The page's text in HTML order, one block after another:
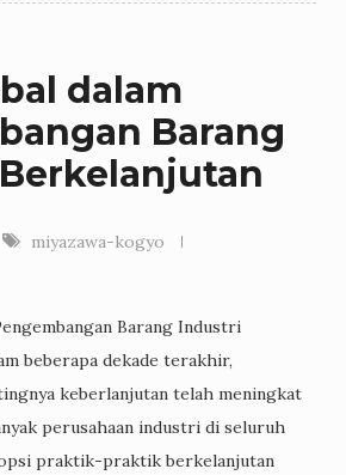
dalam
Barang
miyazawa-kogyo
Barang Industri
beberapa dekade terakhir,
keberlanjutan telah meningkat
perusahaan industri di seluruh
praktik-praktik berkelanjutan